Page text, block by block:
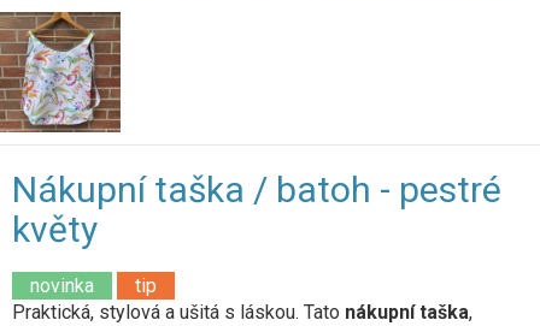
Nákupní taška / batoh - pestré
květy
novinka
tip
Praktická, stylová a ušitá s láskou. Tato nákupní taška,